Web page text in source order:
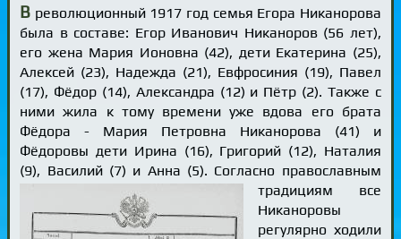
В революционный 1917 год семья Егора Никанорова
была в составе: Егор Иванович Никаноров (56 лет),
его жена Мария Ионовна (42), дети Екатерина (25),
Алексей (23), Надежда (21), Евфросиния (19), Павел
(17), Фёдор (14), Александра (12) и Пётр (2). Также с
ними жила к тому времени уже вдова его брата
Фёдора - Мария Петровна Никанорова (41) и
Фёдоровы дети Ирина (16), Григорий (12), Наталия
(9), Василий (7) и Анна (5). Согласно православным
традициям все
Никаноровы
регулярно ходили